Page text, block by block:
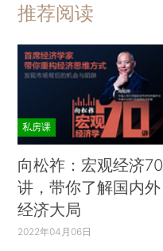
推荐阅读
私房课
向松祚：宏观经济70
讲，带你了解国内外
经济大局
2022年04月06日